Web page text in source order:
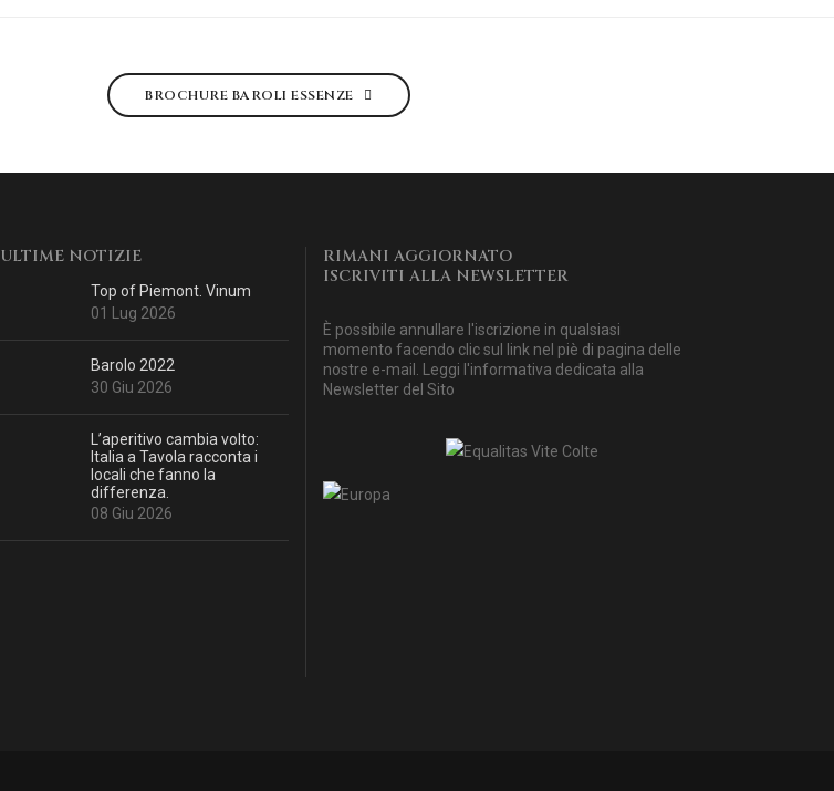
BROCHURE BAROLI ESSENZE
ULTIME NOTIZIE
Top of Piemont. Vinum
01 Lug 2026
Barolo 2022
30 Giu 2026
L’aperitivo cambia volto:
Italia a Tavola racconta i
locali che fanno la
differenza.
08 Giu 2026
RIMANI AGGIORNATO
ISCRIVITI ALLA NEWSLETTER
È possibile annullare l'iscrizione in qualsiasi
momento facendo clic sul link nel piè di pagina delle
nostre e-mail. Leggi l'informativa dedicata alla
Newsletter del Sito